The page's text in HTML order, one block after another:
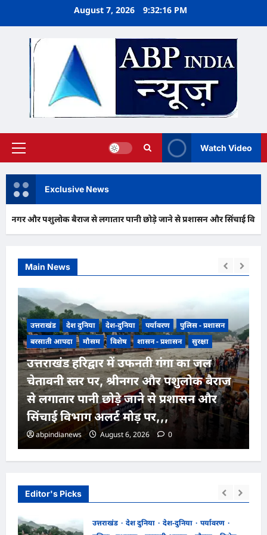
August 7, 2026 9:32:17 PM
Primary
Watch Video
Exclusive News
पशुलोक बैराज से लगातार पानी छोड़े जाने से प्रशासन और सिंचाई विभाग अलर्ट
Editor's Picks
उत्तराखंड देश दुनिया देश-दुनिया
पर्यावरण
Main News
उत्तराखंड देश दुनिया देश-दुनिया पर्यावरण
पुलिस - प्रशासन
बरसाती आपदा
मौसम विशेष शासन - प्रशासन सुरक्षा
उत्तराखंड हरिद्वार में उफनती गंगा का जल
चेतावनी स्तर पर, श्रीनगर और पशुलोक बैराज
से लगातार पानी छोड़े जाने से प्रशासन और
सिंचाई विभाग अलर्ट मोड़ पर,,,
abpindianews August 6, 2026 0